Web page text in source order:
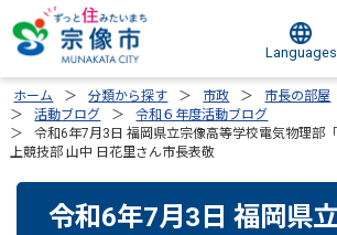
Languages
ホーム 分類から探す 市政 市長の部屋
活動ブログ
令和６年度活動ブログ
令和6年7月3日 福岡県立宗像高等学校電気物理部
上競技部 山中 日花里さん市長表敬
令和6年7月3日 福岡県